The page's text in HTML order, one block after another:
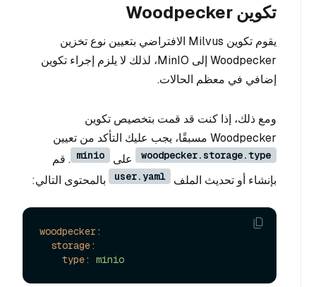
تكوين Woodpecker
يقوم تكوين Milvus الافتراضي بتعيين نوع تخزين
Woodpecker إلى MinIO، لذلك لا يلزم إجراء تكوين
إضافي في معظم الحالات.
ومع ذلك، إذا كنت قد قمت بتخصيص تكوين
Woodpecker مسبقًا، يجب عليك التأكد من تعيين
woodpecker.storage.type على minio . قم
بإنشاء أو تحديث الملف
user.yaml بالمحتوى التالي:
woodpecker:
storage:
type:
minio